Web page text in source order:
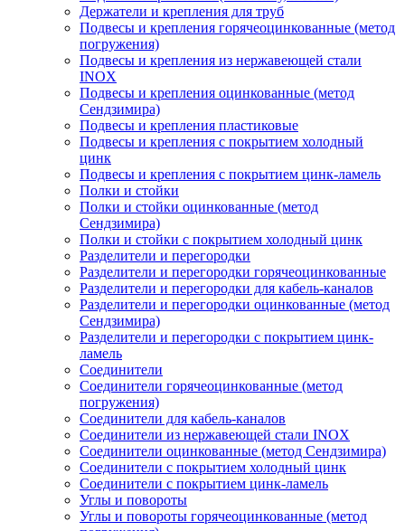
Держатели и крепления для труб
Подвесы и крепления горячеоцинкованные (метод
погружения)
Подвесы и крепления из нержавеющей стали
INOX
Подвесы и крепления оцинкованные (метод
Сендзимира)
Подвесы и крепления пластиковые
Подвесы и крепления с покрытием холодный
цинк
Подвесы и крепления с покрытием цинк-ламель
Полки и стойки
Полки и стойки оцинкованные (метод
Сендзимира)
Полки и стойки с покрытием холодный цинк
Разделители и перегородки
Разделители и перегородки горячеоцинкованные
Разделители и перегородки для кабель-каналов
Разделители и перегородки оцинкованные (метод
Сендзимира)
Разделители и перегородки с покрытием цинк-
ламель
Соединители
Соединители горячеоцинкованные (метод
погружения)
Соединители для кабель-каналов
Соединители из нержавеющей стали INOX
Соединители оцинкованные (метод Сендзимира)
Соединители с покрытием холодный цинк
Соединители с покрытием цинк-ламель
Углы и повороты
Углы и повороты горячеоцинкованные (метод